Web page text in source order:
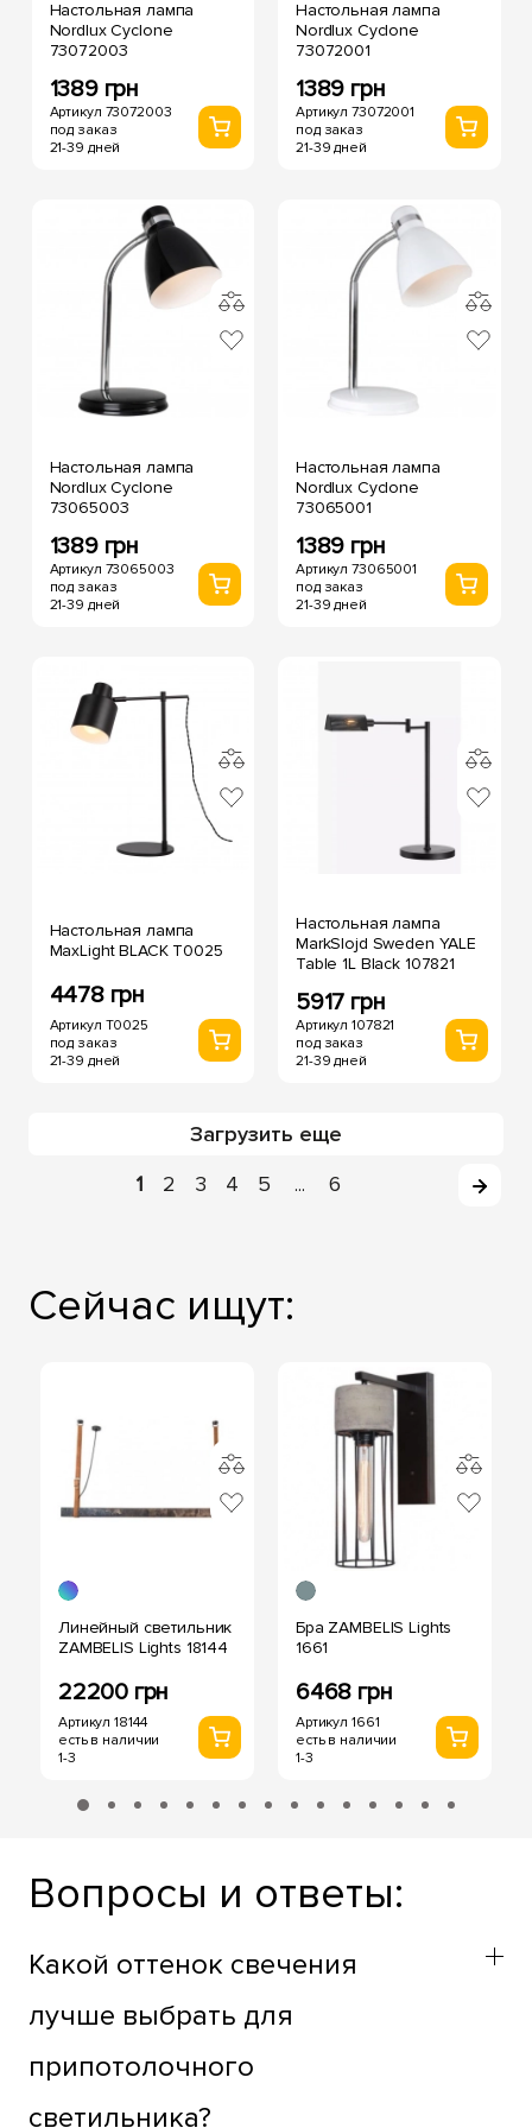
Настольная лампа
Nordlux Cyclone
73072003
1389 грн
Артикул 73072003
под заказ
21-39 дней
Настольная лампа
Nordlux Cyclone
73072001
1389 грн
Артикул 73072001
под заказ
21-39 дней
Настольная лампа
Nordlux Cyclone
73065003
1389 грн
Артикул 73065003
под заказ
21-39 дней
Настольная лампа
Nordlux Cyclone
73065001
1389 грн
Артикул 73065001
под заказ
21-39 дней
Настольная лампа
MaxLight BLACK T0025
4478 грн
Артикул T0025
под заказ
21-39 дней
Настольная лампа
MarkSlojd Sweden YALE
Table 1L Black 107821
5917 грн
Артикул 107821
под заказ
21-39 дней
Загрузить еще
1
2 3 4 5 ... 6
Сейчас ищут:
Линейный светильник
ZAMBELIS Lights 18144
22200 грн
Артикул 18144
есть в наличии
1-3
Бра ZAMBELIS Lights
1661
6468 грн
Артикул 1661
есть в наличии
1-3
Вопросы и ответы:
Какой оттенок свечения
лучше выбрать для
припотолочного
светильника?